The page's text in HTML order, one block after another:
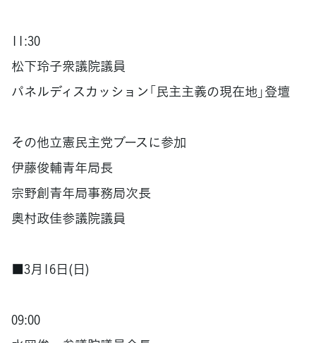
11:30
松下玲子衆議院議員
パネルディスカッション「民主主義の現在地」登壇
その他立憲民主党ブースに参加
伊藤俊輔青年局長
宗野創青年局事務局次長
奧村政佳参議院議員
■3月16日(日)
09:00